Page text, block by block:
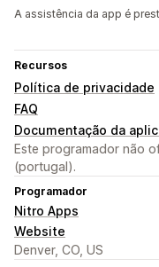
A assistência da app é
Recursos
Política de privacidade
FAQ
Documentação da
Este programador não
(portugal).
Programador
Nitro Apps
Website
Denver, CO, US